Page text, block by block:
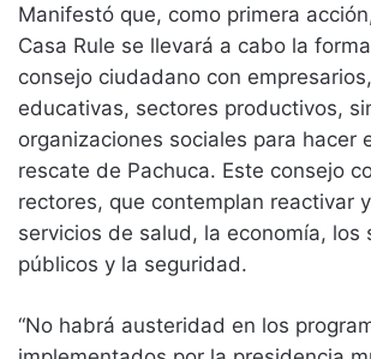
Manifestó que, como primera
Casa Rule se llevará a cabo la
consejo ciudadano con
educativas, sectores productivos,
organizaciones sociales para hacer
rescate de Pachuca. Este consejo
rectores, que contemplan reactivar
servicios de salud, la economía, los
públicos y la seguridad.
“No habrá austeridad en los